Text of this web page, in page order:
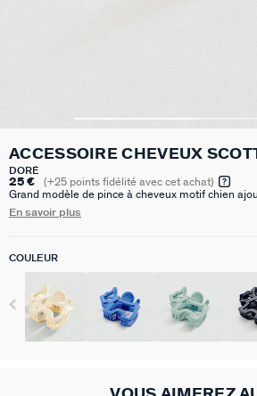
ACCESSOIRE CHEVEUX
DORÉ
25 € (+25 points fidélité avec cet achat)
Grand modèle de pince à cheveux motif chien
France
En savoir plus
COULEUR